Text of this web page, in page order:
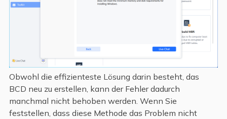
Obwohl die effizienteste Lösung darin besteht, das
BCD neu zu erstellen, kann der Fehler dadurch
manchmal nicht behoben werden. Wenn Sie
feststellen, dass diese Methode das Problem nicht